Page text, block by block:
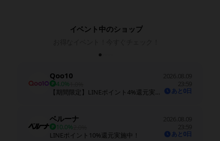
イベント中のショップ
Qoo10
4.0%
【期間限定】LINEポイント4%還元実施中！※期間中に還元率を変更する場合があります
2026.08.09
23:59
あと0日
ベルーナ
10.0%
LINEポイント10%還元実施中！
2026.08.09
23:59
あと0日